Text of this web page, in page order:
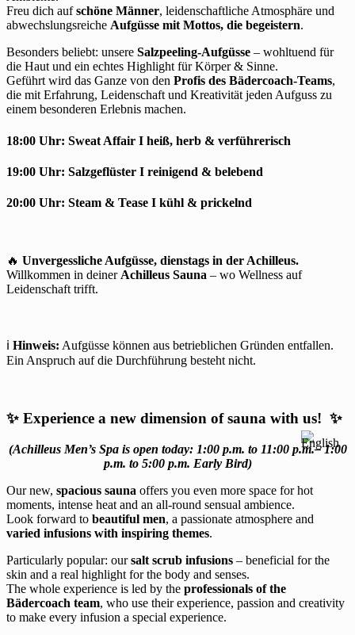
Freu dich aufschöne Männer, leidenschaftliche Atmosphäre und
abwechslungsreiche Aufgüsse mit Mottos, die begeistern.
Besonders beliebt: unsere Salzpeeling-Aufgüsse – wohltuend für
die Haut und ein echtes Highlight für Körper & Sinne.
Geführt wird das Ganze von den Profis des Bädercoach-Teams,
die mit Erfahrung, Leidenschaft und Kreativität jeden Aufguss zu
einem besonderen Erlebnis machen.
18:00 Uhr: Sweat Affair I heiß, herb & verführerisch
19:00 Uhr: Salzgeflüster I reinigend & belebend
20:00 Uhr: Steam & Tease I kühl & prickelnd
🔥 Unvergessliche Aufgüsse, dienstags in der Achilleus.
Willkommen in deiner Achilleus Sauna – wo Wellness auf
Leidenschaft trifft.
ℹ️ Hinweis: Aufgüsse können aus betrieblichen Gründen entfallen.
Ein Anspruch auf die Durchführung besteht nicht.
✨ Experience a new dimension of sauna with us! ✨
(Achilleus Men’s Spa is open today: 1:00 p.m. to 11:00 p.m.– 1:00
p.m. to 5:00 p.m. Early Bird)
Our new, spacious sauna offers you even more space for hot
moments, intense heat and an all-round sensual ambience.
Look forward to beautiful men, a passionate atmosphere and
varied infusions with inspiring themes.
Particularly popular: oursalt scrub infusions – beneficial for the
skin and a real highlight for the body and senses.
The whole experience is led by the professionals of the
Bädercoach team, who use their experience, passion and creativity
to make every infusion a special experience.